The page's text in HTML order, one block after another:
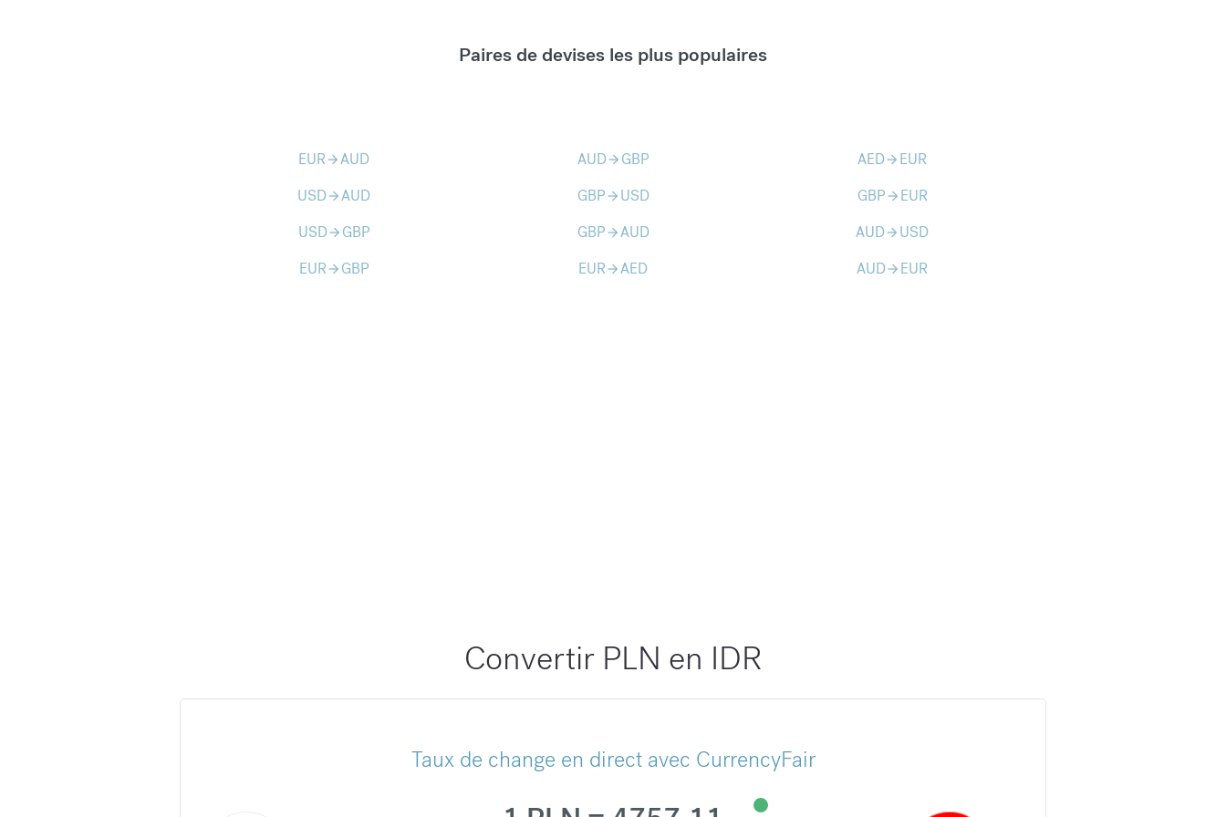
Paires de devises les plus populaires
EURarrow_forwardAUD AUDarrow_forward GBP AEDarrow_forward EUR
USDarrow_forwardAUD GBParrow_forward USD GBParrow_forward EUR
USDarrow_forward GBP GBParrow_forwardAUD AUDarrow_forward USD
EURarrow_forward GBP EURarrow_forwardAED AUDarrow_forward EUR
Convertir PLN en IDR
Taux de change en direct avec CurrencyFair